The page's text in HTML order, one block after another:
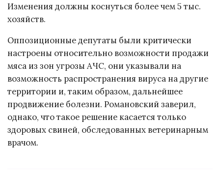
Изменения должны коснуться более чем 5 тыс.
хозяйств.
Оппозиционные депутаты были критически
настроены относительно возможности продажи
мяса из зон угрозы АЧС, они указывали на
возможность распространения вируса на другие
территории и, таким образом, дальнейшее
продвижение болезни. Романовский заверил,
однако, что такое решение касается только
здоровых свиней, обследованных ветеринарным
врачом.